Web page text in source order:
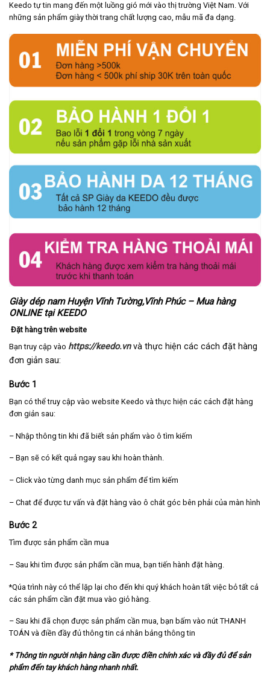
Keedo tự tin mang đến một luồng gió mới vào thị trường Việt Nam. Với
những sản phẩm giày thời trang chất lượng cao, mẫu mã đa dạng.
Giày dép nam Huyện Vĩnh Tường,Vĩnh Phúc – Mua hàng
ONLINE tại KEEDO
Đặt hàng trên website
Bạn truy cập vào https://keedo.vnvà thực hiện các cách đặt hàng
đơn giản sau:
Bước 1
Bạn có thể truy cập vào website Keedo và thực hiện các cách đặt hàng
đơn giản sau:
– Nhập thông tin khi đã biết sản phẩm vào ô tìm kiếm
– Bạn sẽ có kết quả ngay sau khi hoàn thành.
– Click vào từng danh mục sản phẩm để tìm kiếm
– Chat để được tư vấn và đặt hàng vào ô chát góc bên phải của màn hình
Bước 2
Tìm được sản phẩm cần mua
– Sau khi tìm được sản phẩm cần mua, bạn tiến hành đặt hàng.
*Qúa trình này có thể lặp lại cho đến khi quý khách hoàn tất việc bỏ tất cả
các sản phẩm cần đặt mua vào giỏ hàng.
– Sau khi đã chọn được sản phẩm cần mua, bạn bấm vào nút THANH
TOÁN và điền đầy đủ thông tin cá nhân bảng thông tin
* Thông tin người nhận hàng cần được điền chính xác và đầy đủ để sản
phẩm đến tay khách hàng nhanh nhất.